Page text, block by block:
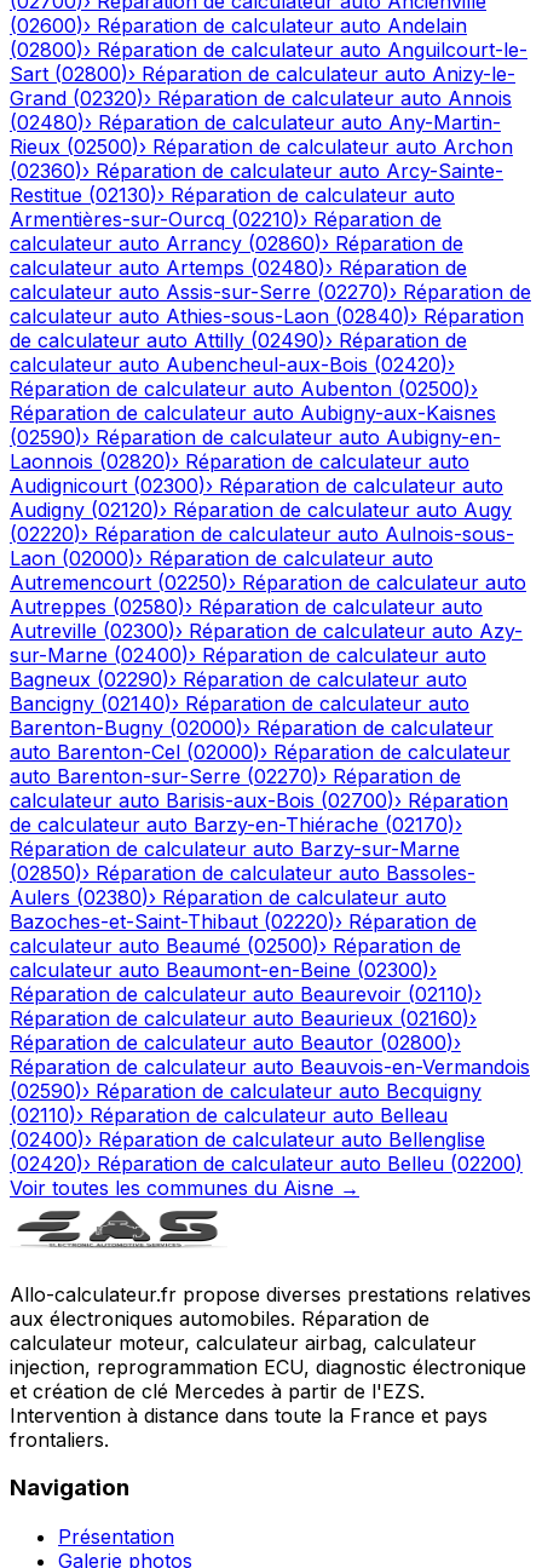
(02600)› Réparation de calculateur auto Andelain
(02800)› Réparation de calculateur auto Anguilcourt-le-
Sart (02800)› Réparation de calculateur auto Anizy-le-
Grand (02320)› Réparation de calculateur auto Annois
(02480)› Réparation de calculateur auto Any-Martin-
Rieux (02500)› Réparation de calculateur auto Archon
(02360)› Réparation de calculateur auto Arcy-Sainte-
Restitue (02130)› Réparation de calculateur auto
Armentières-sur-Ourcq (02210)› Réparation de
calculateur auto Arrancy (02860)› Réparation de
calculateur auto Artemps (02480)› Réparation de
calculateur auto Assis-sur-Serre (02270)› Réparation de
calculateur auto Athies-sous-Laon (02840)› Réparation
de calculateur auto Attilly (02490)› Réparation de
calculateur auto Aubencheul-aux-Bois (02420)›
Réparation de calculateur auto Aubenton (02500)›
Réparation de calculateur auto Aubigny-aux-Kaisnes
(02590)› Réparation de calculateur auto Aubigny-en-
Laonnois (02820)› Réparation de calculateur auto
Audignicourt (02300)› Réparation de calculateur auto
Audigny (02120)› Réparation de calculateur auto Augy
(02220)› Réparation de calculateur auto Aulnois-sous-
Laon (02000)› Réparation de calculateur auto
Autremencourt (02250)› Réparation de calculateur auto
Autreppes (02580)› Réparation de calculateur auto
Autreville (02300)› Réparation de calculateur auto Azy-
sur-Marne (02400)› Réparation de calculateur auto
Bagneux (02290)› Réparation de calculateur auto
Bancigny (02140)› Réparation de calculateur auto
Barenton-Bugny (02000)› Réparation de calculateur
auto Barenton-Cel (02000)› Réparation de calculateur
auto Barenton-sur-Serre (02270)› Réparation de
calculateur auto Barisis-aux-Bois (02700)› Réparation
de calculateur auto Barzy-en-Thiérache (02170)›
Réparation de calculateur auto Barzy-sur-Marne
(02850)› Réparation de calculateur auto Bassoles-
Aulers (02380)› Réparation de calculateur auto
Bazoches-et-Saint-Thibaut (02220)› Réparation de
calculateur auto Beaumé (02500)› Réparation de
calculateur auto Beaumont-en-Beine (02300)›
Réparation de calculateur auto Beaurevoir (02110)›
Réparation de calculateur auto Beaurieux (02160)›
Réparation de calculateur auto Beautor (02800)›
Réparation de calculateur auto Beauvois-en-Vermandois
(02590)› Réparation de calculateur auto Becquigny
(02110)› Réparation de calculateur auto Belleau
(02400)› Réparation de calculateur auto Bellenglise
(02420)› Réparation de calculateur auto Belleu (02200)
Voir toutes les communes du Aisne →
Allo-calculateur.fr propose diverses prestations relatives
aux électroniques automobiles. Réparation de
calculateur moteur, calculateur airbag, calculateur
injection, reprogrammation ECU, diagnostic électronique
et création de clé Mercedes à partir de l'EZS.
Intervention à distance dans toute la France et pays
frontaliers.
Navigation
Présentation
Galerie photos